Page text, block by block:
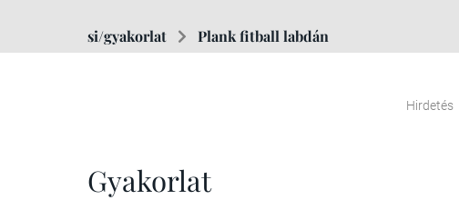
si/gyakorlat Plank fitball labdán
Hirdetés
Gyakorlat